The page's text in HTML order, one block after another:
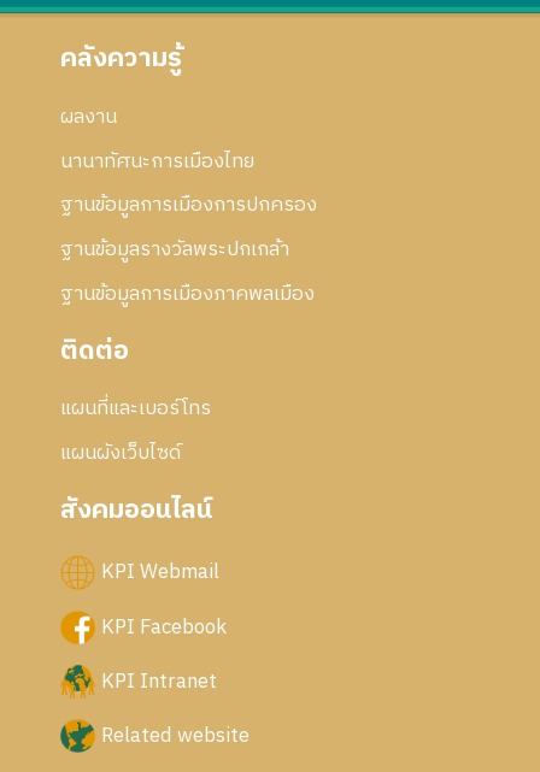
คลังความรู้
ผลงาน
นานาทัศนะการเมืองไทย
ฐานข้อมูลการเมืองการปกครอง
ฐานข้อมูลรางวัลพระปกเกล้า
ฐานข้อมูลการเมืองภาคพลเมือง
ติดต่อ
แผนที่และเบอร์โทร
แผนผังเว็บไซด์
สังคมออนไลน์
KPI Webmail
KPI Facebook
KPI Intranet
Related website